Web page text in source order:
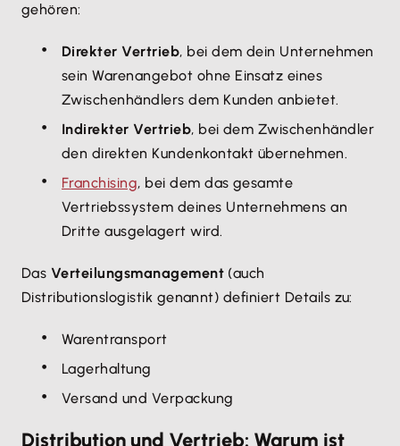
gehören:
Direkter Vertrieb, bei dem dein Unternehmen
sein Warenangebot ohne Einsatz eines
Zwischenhändlers dem Kunden anbietet.
Indirekter Vertrieb, bei dem Zwischenhändler
den direkten Kundenkontakt übernehmen.
Franchising, bei dem das gesamte
Vertriebssystem deines Unternehmens an
Dritte ausgelagert wird.
Das Verteilungsmanagement (auch
Distributionslogistik genannt) definiert Details zu:
Warentransport
Lagerhaltung
Versand und Verpackung
Distribution und Vertrieb: Warum ist